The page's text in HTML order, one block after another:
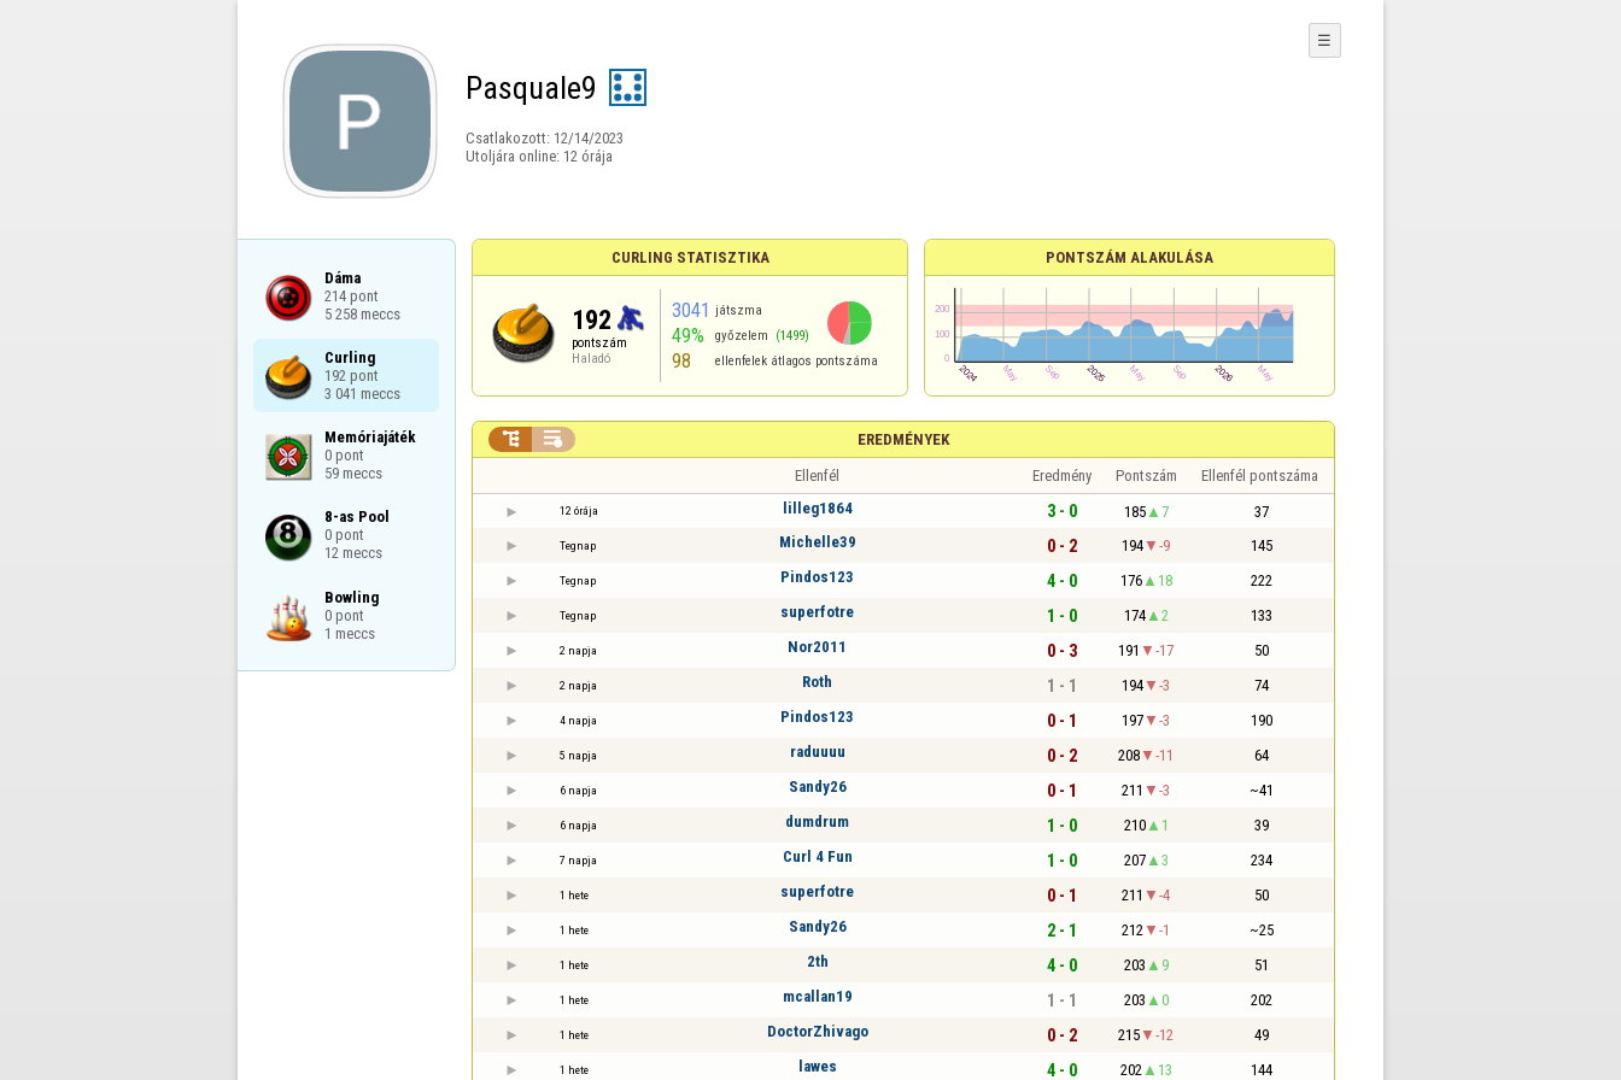
Pasquale9
Csatlakozott: 12/14/2023
Utoljára online: 12 órája
☰
Dáma
214 pont
5 258 meccs
Curling
192 pont
3 041 meccs
Memóriajáték
0 pont
59 meccs
8-as Pool
0 pont
12 meccs
Bowling
0 pont
1 meccs
CURLING STATISZTIKA
192
pontszám
Haladó
3041 játszma
49% győzelem (1499)
98 ellenfelek átlagos pontszáma
PONTSZÁM ALAKULÁSA
EREDMÉNYEK
 
Ellenfél Eredmény Pontszám Ellenfél pontszáma
12 órája lilleg1864 3 - 0 185 7 37
Tegnap Michelle39 0 - 2 194 -9 145
Tegnap Pindos123 4 - 0 176 18 222
Tegnap superfotre 1 - 0 174 2 133
2 napja Nor2011 0 - 3 191 -17 50
2 napja Roth 1 - 1 194 -3 74
4 napja Pindos123 0 - 1 197 -3 190
5 napja raduuuu 0 - 2 208 -11 64
6 napja Sandy26 0 - 1 211 -3 ~41
6 napja dumdrum 1 - 0 210 1 39
7 napja Curl 4 Fun 1 - 0 207 3 234
1 hete superfotre 0 - 1 211 -4 50
1 hete Sandy26 2 - 1 212 -1 ~25
1 hete 2th 4 - 0 203 9 51
1 hete mcallan19 1 - 1 203 0 202
1 hete DoctorZhivago 0 - 2 215 -12 49
1 hete lawes 4 - 0 202 13 144